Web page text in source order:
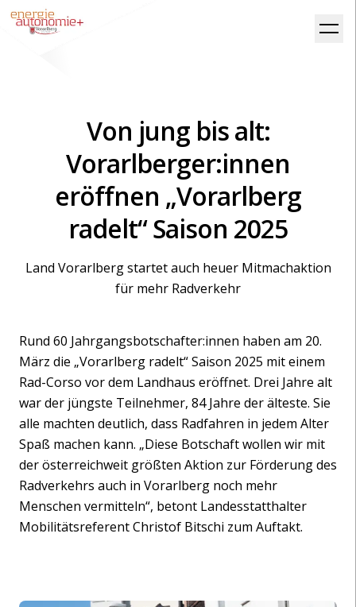
Von jung bis alt:
Vorarlberger:innen
eröffnen „Vorarlberg
radelt“ Saison 2025
Land Vorarlberg startet auch heuer Mitmachaktion
für mehr Radverkehr
Rund 60 Jahrgangsbotschafter:innen haben am 20.
März die „Vorarlberg radelt“ Saison 2025 mit einem
Rad-Corso vor dem Landhaus eröffnet. Drei Jahre alt
war der jüngste Teilnehmer, 84 Jahre der älteste. Sie
alle machten deutlich, dass Radfahren in jedem Alter
Spaß machen kann. „Diese Botschaft wollen wir mit
der österreichweit größten Aktion zur Förderung des
Radverkehrs auch in Vorarlberg noch mehr
Menschen vermitteln“, betont Landesstatthalter
Mobilitätsreferent Christof Bitschi zum Auftakt.